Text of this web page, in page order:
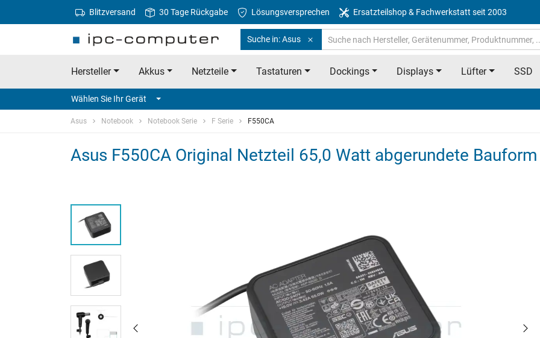
Blitzversand 30 Tage Rückgabe Lösungsversprechen Ersatzteilshop & Fachwerkstatt seit 2003
Suche in: Asus
Hersteller Akkus Netzteile Tastaturen Dockings Displays Lüfter SSD
Wählen Sie Ihr Gerät
Asus Notebook Notebook Serie F Serie F550CA
Asus F550CA Original Netzteil 65,0 Watt abgerundete Bauform